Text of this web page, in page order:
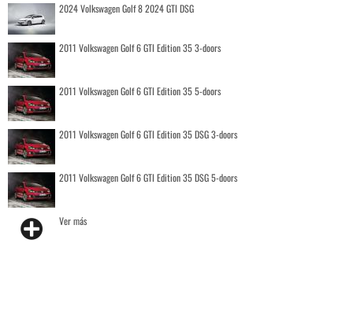
2024 Volkswagen Golf 8 2024 GTI DSG
2011 Volkswagen Golf 6 GTI Edition 35 3-doors
2011 Volkswagen Golf 6 GTI Edition 35 5-doors
2011 Volkswagen Golf 6 GTI Edition 35 DSG 3-doors
2011 Volkswagen Golf 6 GTI Edition 35 DSG 5-doors
Ver más